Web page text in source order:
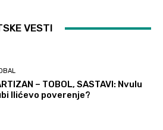
VESTI
– TOBOL, SASTAVI: Nvulu
Ilićevo poverenje?